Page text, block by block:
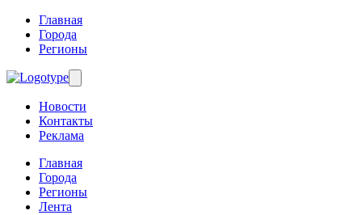
Главная
Города
Регионы
Новости
Контакты
Реклама
Главная
Города
Регионы
Лента